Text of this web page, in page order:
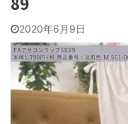
2020年6月9日